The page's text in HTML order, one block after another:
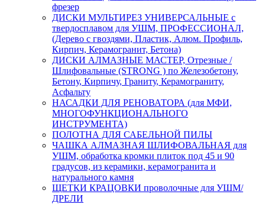
фрезер
ДИСКИ МУЛЬТИРЕЗ УНИВЕРСАЛЬНЫЕ с
твердосплавом для УШМ, ПРОФЕССИОНАЛ,
(Дерево с гвоздями, Пластик, Алюм. Профиль,
Кирпич, Керамогранит, Бетона)
ДИСКИ АЛМАЗНЫЕ МАСТЕР, Отрезные /
Шлифовальные (STRONG ) по Железобетону,
Бетону, Кирпичу, Граниту, Керамограниту,
Асфальту
НАСАДКИ ДЛЯ РЕНОВАТОРА (для МФИ,
МНОГОФУНКЦИОНАЛЬНОГО
ИНСТРУМЕНТА)
ПОЛОТНА ДЛЯ САБЕЛЬНОЙ ПИЛЫ
ЧАШКА АЛМАЗНАЯ ШЛИФОВАЛЬНАЯ для
УШМ, обработка кромки плиток под 45 и 90
градусов, из керамики, керамогранита и
натурального камня
ЩЕТКИ КРАЦОВКИ проволочные для УШМ/
ДРЕЛИ